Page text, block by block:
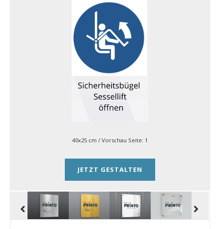
40x25 cm / Vorschau Seite: 1
JETZT GESTALTEN